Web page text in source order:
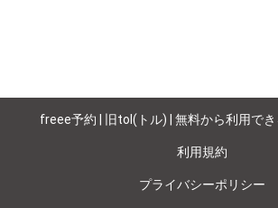
freee予約 | 旧tol(トル) | 無料から利用で
利用規約
プライバシーポリシー